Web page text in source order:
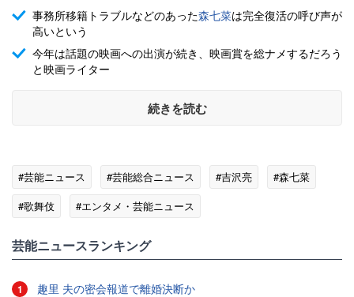
事務所移籍トラブルなどのあった森七菜は完全復活の呼び声が
高いという
今年は話題の映画への出演が続き、映画賞を総ナメするだろう
と映画ライター
続きを読む
#芸能ニュース #芸能総合ニュース #吉沢亮
#森七菜
#歌舞伎
#エンタメ・芸能ニュース
芸能ニュースランキング
1 趣里 夫の密会報道で離婚決断か